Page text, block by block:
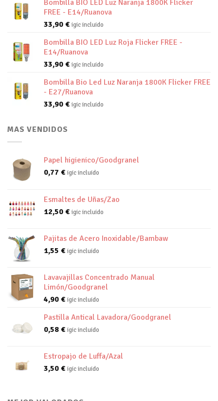
Bombilla BIO LED Luz Naranja 1800K Flicker
FREE - E14/Ruanova
33,90 € igic incluido
Bombilla BIO LED Luz Roja Flicker FREE -
E14/Ruanova
33,90 € igic incluido
Bombilla Bio Led Luz Naranja 1800K Flicker FREE
- E27/Ruanova
33,90 € igic incluido
MAS VENDIDOS
Papel higienico/Goodgranel
0,77 € igic incluido
Esmaltes de Uñas/Zao
12,50 € igic incluido
Pajitas de Acero Inoxidable/Bambaw
1,55 € igic incluido
Lavavajillas Concentrado Manual
Limón/Goodgranel
4,90 € igic incluido
Pastilla Antical Lavadora/Goodgranel
0,58 € igic incluido
Estropajo de Luffa/Azal
3,50 € igic incluido